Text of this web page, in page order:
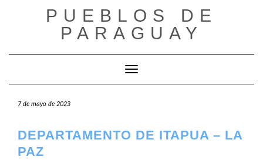
PUEBLOS DE
PARAGUAY
Cambiar modo de navegación
7 de mayo de 2023
DEPARTAMENTO DE ITAPUA – LA
PAZ